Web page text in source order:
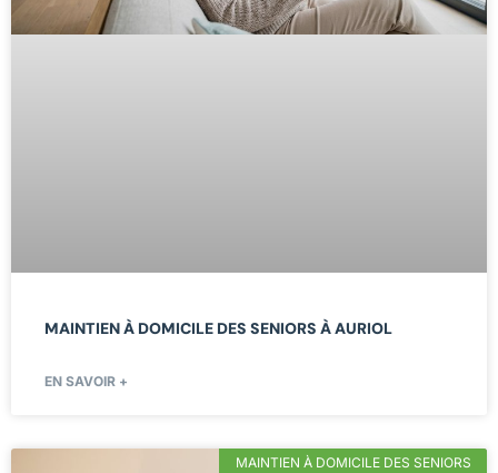
MAINTIEN À DOMICILE DES SENIORS À AURIOL
EN SAVOIR +
MAINTIEN À DOMICILE DES SENIORS